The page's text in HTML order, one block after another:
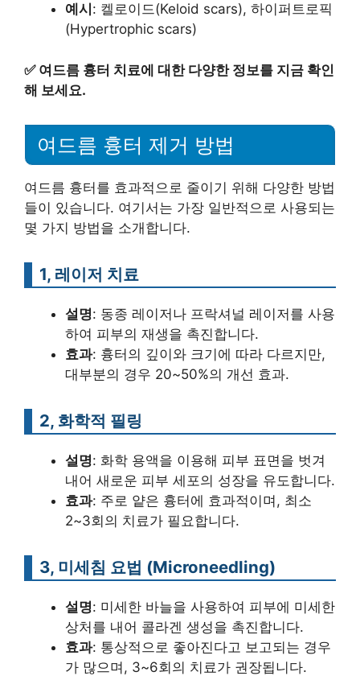
예시 : 켈로이드(Keloid scars), 하이퍼트로픽
(Hypertrophic scars)
✅ 여드름 흉터 치료에 대한 다양한 정보를 지금 확인
해 보세요.
여드름 흉터 제거 방법
여드름 흉터를 효과적으로 줄이기 위해 다양한 방법
들이 있습니다. 여기서는 가장 일반적으로 사용되는
몇 가지 방법을 소개합니다.
1, 레이저 치료
설명: 동종 레이저나 프락셔널 레이저를 사용
하여 피부의 재생을 촉진합니다.
효과: 흉터의 깊이와 크기에 따라 다르지만,
대부분의 경우 20~50%의 개선 효과.
2, 화학적 필링
설명: 화학 용액을 이용해 피부 표면을 벗겨
내어 새로운 피부 세포의 성장을 유도합니다.
효과: 주로 얕은 흉터에 효과적이며, 최소
2~3회의 치료가 필요합니다.
3, 미세침 요법 (Microneedling)
설명: 미세한 바늘을 사용하여 피부에 미세한
상처를 내어 콜라겐 생성을 촉진합니다.
효과: 통상적으로 좋아진다고 보고되는 경우
가 많으며, 3~6회의 치료가 권장됩니다.